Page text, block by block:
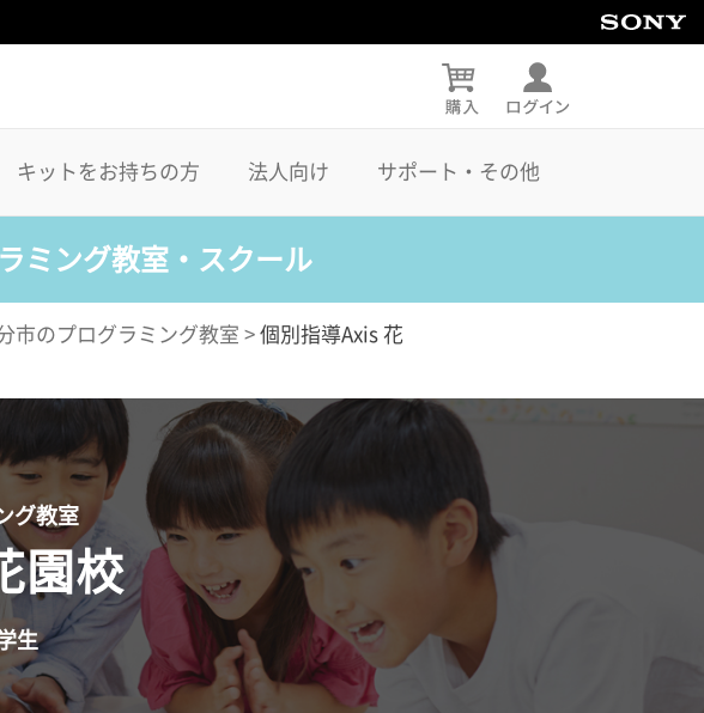
キットをお持ちの方 法人向け サポート・その他
ミング教室・スクール
市のプログラミング教室 > 個別指導Axis 花
グ教室
園校
生